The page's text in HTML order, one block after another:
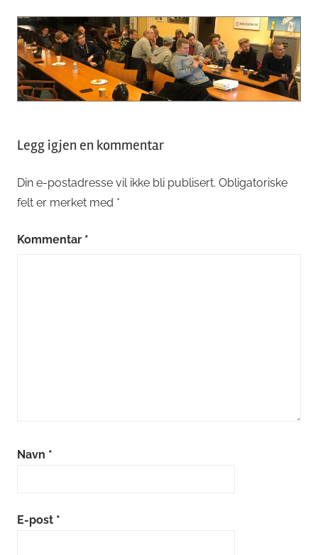
fjeldseth
Legg igjen en kommentar
Din e-postadresse vil ikke bli publisert. Obligatoriske
felt er merket med *
Kommentar *
Navn *
E-post *